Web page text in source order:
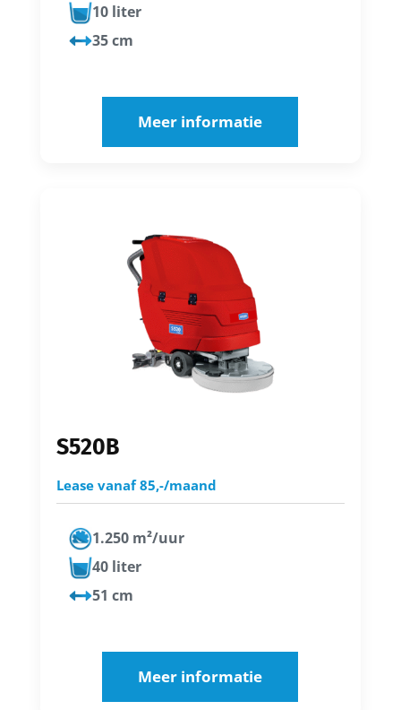
10 liter
35 cm
Meer informatie
S520B
Lease vanaf 85,-/maand
1.250 m²/uur
40 liter
51 cm
Meer informatie